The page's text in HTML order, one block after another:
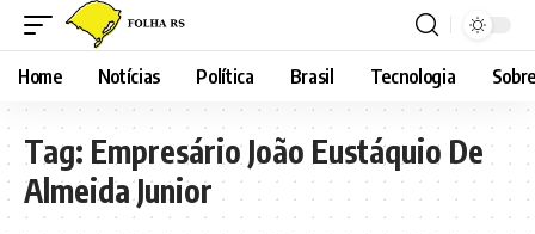
Home Notícias Política Brasil Tecnologia
Tag: Empresário João Eustáquio De
Almeida Junior